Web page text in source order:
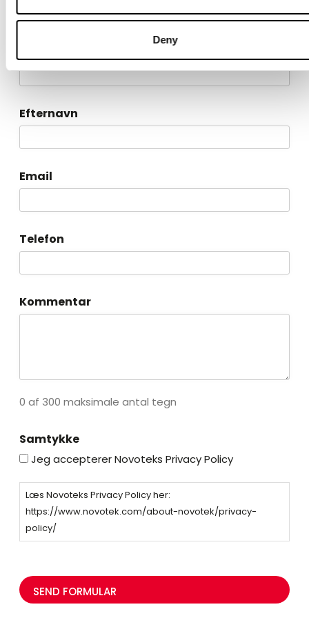
Deny
typisk kan frigøre tid og reducere unødige udgifter.
Efternavn
Email
Telefon
Kommentar
0 af 300 maksimale antal tegn
Samtykke
Jeg accepterer Novoteks Privacy Policy
Læs Novoteks Privacy Policy her:
https://www.novotek.com/about-novotek/privacy-
policy/
P
T
C